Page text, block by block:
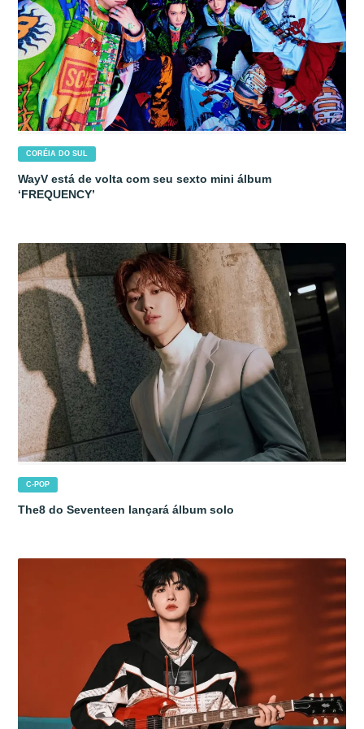
CORÉIA DO SUL
WayV está de volta com seu sexto mini álbum
‘FREQUENCY’
C-POP
The8 do Seventeen lançará álbum solo